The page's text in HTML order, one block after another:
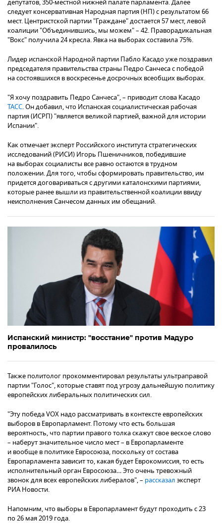
депутатов, 350-местной нижней палате парламента. Далее
следует консервативная Народная партия (НП) с результатом 66
мест. Центристской партии "Граждане" достается 57 мест, левой
коалиции "Объединившись, мы можем" – 42. Праворадикальная
"Вокс" получила 24 кресла. Явка на выборах составила 75%.
Лидер испанской Народной партии Пабло Касадо уже поздравил
председателя правительства страны Педро Санчеса с победой
на состоявшихся в воскресенье досрочных всеобщих выборах.
"Я хочу поздравить Педро Санчеса", – приводит слова Касадо
ТАСС. Он добавил, что Испанская социалистическая рабочая
партия (ИСРП) "является великой партией, важной для истории
Испании".
Как отмечает эксперт Российского института стратегических
исследований (РИСИ) Игорь Пшеничников, победившие
на выборах социалисты все равно остаются в трудном
положении. Для того, чтобы сформировать правительство, им
придется договариваться с другими каталонскими партиями,
которые ранее вышли из правительственной коалиции ввиду
неисполнения Санчесом данных им обещаний.
Испанский министр: "восстание" против Мадуро
провалилось
Также политолог прокомментировал результаты ультраправой
партии "Голос", которые ставят под угрозу дальнейшую политику
европейских либеральных политических сил.
"Эту победа VOX надо рассматривать в контексте европейских
выборов в Европарламент. Потому что есть большая
вероятность, что партии правого толка скажут свое веское слово
– наберут значительное число мест – в Европарламенте
и вообще в политике Евросоюза, поскольку от состава
Европарламента зависит то, какая будет Еврокомиссия, то есть
исполнительный орган Евросоюза… Это очень тревожный
звонок для всех европейских либералов", – рассказал эксперт
РИА Новости.
Напомним, что выборы в Европарламент будут проходить с 23
по 26 мая 2019 года.